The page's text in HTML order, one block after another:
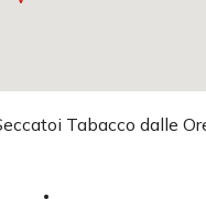
Tabacco dalle